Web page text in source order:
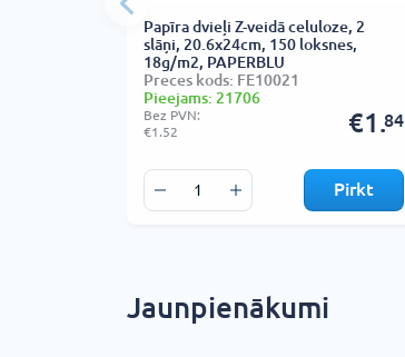
Papīra dvieļi Z-veidā celuloze, 2
slāņi, 20.6x24cm, 150 loksnes,
18g/m2, PAPERBLU
Preces kods: FE10021
Pieejams: 21706
Bez PVN:
€1.52
€1.84
Pirkt
Jaunpienākumi